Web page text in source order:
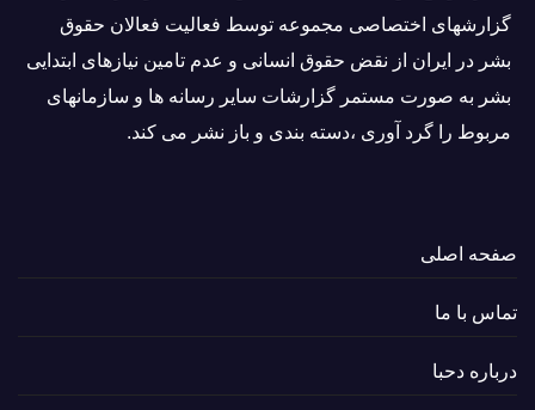
گزارشهای اختصاصی مجموعه توسط فعاليت فعالان حقوق
بشر در ایران از نقض حقوق انسانی و عدم تامین نیازهای ابتدایی
بشر به صورت مستمر گزارشات سایر رسانه ها و سازمانهای
مربوط را گرد آوری ،دسته بندی و باز نشر می كند.
صفحه اصلی
تماس با ما
درباره دحبا